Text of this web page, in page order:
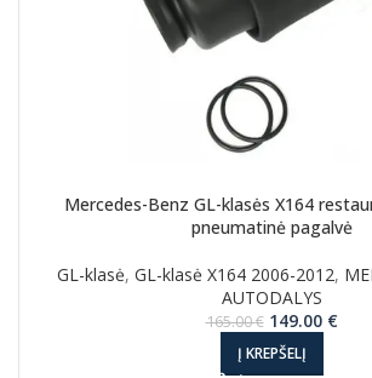
Mercedes-Benz GL-klasės X164
pneumatinė pagalvė
GL-klasė, GL-klasė X164 2006-2012,
AUTODALYS
165.00€ Original
price
was:
149.00 €
Į KREPŠELĮ